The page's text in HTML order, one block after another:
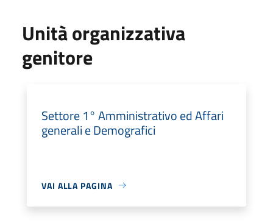
Unità organizzativa
genitore
Settore 1° Amministrativo ed Affari
generali e Demografici
VAI ALLA PAGINA